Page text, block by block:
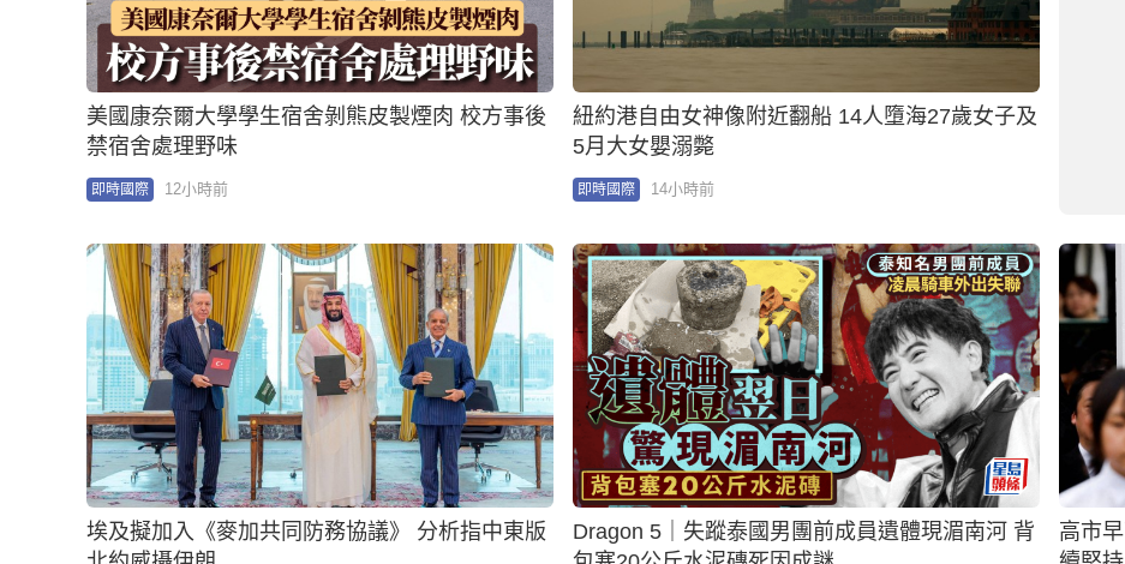
埃及擬加入《麥加共同防務協議》 分析指中東版
北約威攝伊朗
即時國際 15小時前
Dragon 5｜失蹤泰國男團前成員遺體現湄南河 背
包塞20公斤水泥磚死因成謎
即時國際 16小時前
集英社《週刊少年Jump》發行量首跌破100萬 曾
軍國主義象徵︱靖國神社宣布cosplay軍人禁入
琵鷺